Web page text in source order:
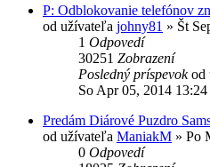
P: Odblokovanie telefónov
od užívateľa johny81 » Št
1 Odpovedí
30251 Zobrazení
Posledný príspevokod
So Apr 05, 2014 13:24
Predám Diárové Puzdro
od užívateľa ManiakM » Po
0 Odpovedí